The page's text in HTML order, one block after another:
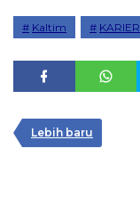
Kaltim KARIER
Lebih baru